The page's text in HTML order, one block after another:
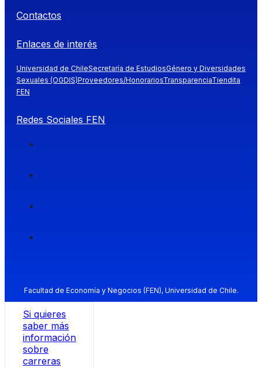
Contactos
Enlaces de interés
Universidad de ChileSecretaría de EstudiosGénero y Diversidades
Sexuales (OGDIS)Proveedores/HonorariosTransparenciaTiendita
FEN
Redes Sociales FEN
Facultad de Economía y Negocios (FEN), Universidad de Chile.
Si quieres
saber más
información
sobre
carreras